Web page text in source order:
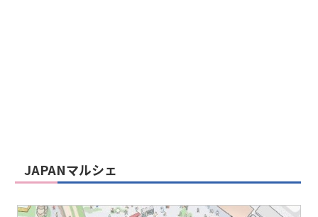
JAPANマルシェ